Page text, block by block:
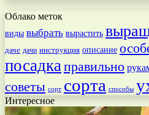
Облако меток
виды выбрать вырастить
даче дачи инструкция описание
посадкаправильно
советы сорт сорта способы
Интересное